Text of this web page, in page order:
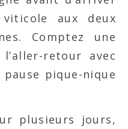
aux deux
Comptez une
retour avec
pique-nique
plusieurs jours,